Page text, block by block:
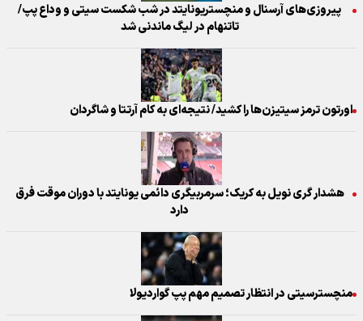
پیروزی‌های آرسنال و منچستریونایتد در شب شکست سیتی و وداع پپ/
تاتنهام در لیگ ماندنی شد
اورتون ترمز سیتیزن‌ها را کشید/ نتیجه‌ای به کام آرتتا و شاگردان
هشدار گری نویل به کریک؛ سرمربیگری دائمی یونایتد با دوران موقت فرق
دارد
منچسترسیتی در انتظار تصمیم مهم پپ گواردیولا